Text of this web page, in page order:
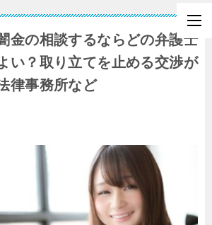
金の相談するならどの弁護士
い？取り立てを止める交渉が
律事務所など